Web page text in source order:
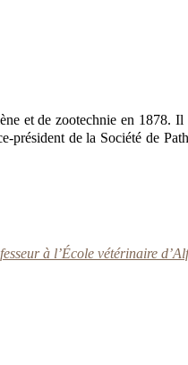
et de zootechnie en 1878. Il
président de la Société de
à l’École vétérinaire